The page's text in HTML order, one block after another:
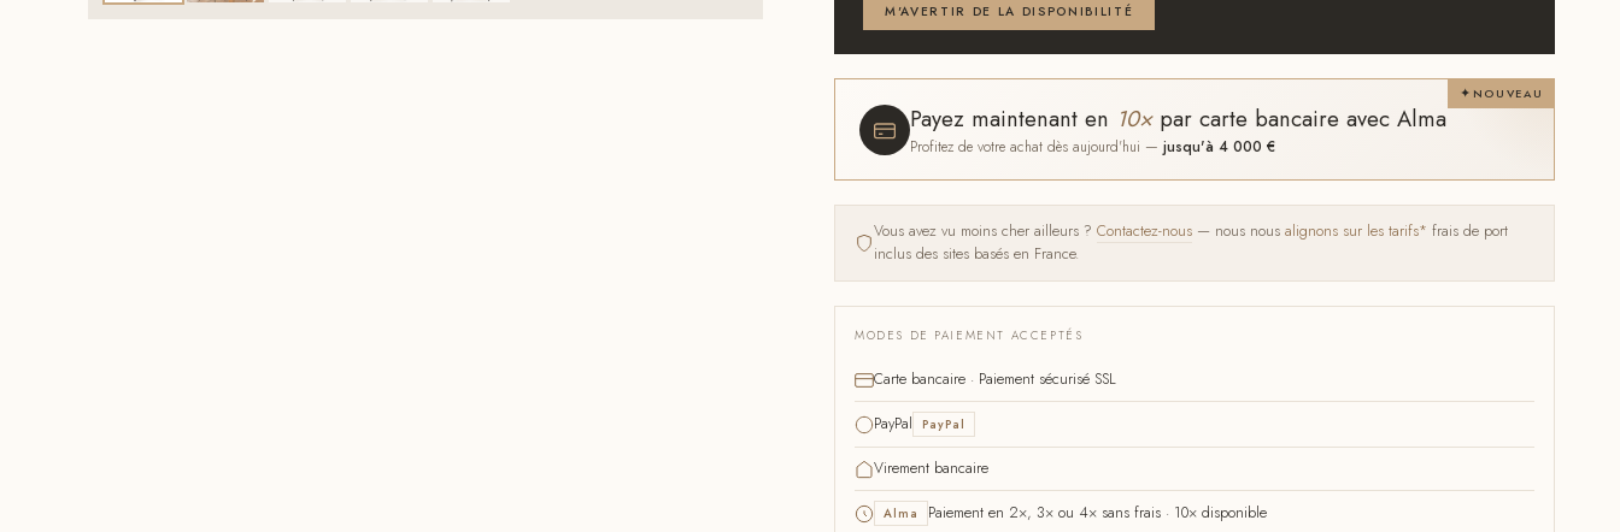
M'AVERTIR DE LA DISPONIBILITÉ
NOUVEAU
Payez maintenant en 10×par carte bancaire avec Alma
Profitez de votre achat dès aujourd'hui — jusqu'à 4 000 €
Vous avez vu moins cher ailleurs ? Contactez-nous — nous nous alignons sur les tarifs* frais de port
inclus des sites basés en France.
MODES DE PAIEMENT ACCEPTÉS
Carte bancaire · Paiement sécurisé SSL
PayPal PayPal
Virement bancaire
Alma Paiement en 2×, 3× ou 4× sans frais · 10× disponible